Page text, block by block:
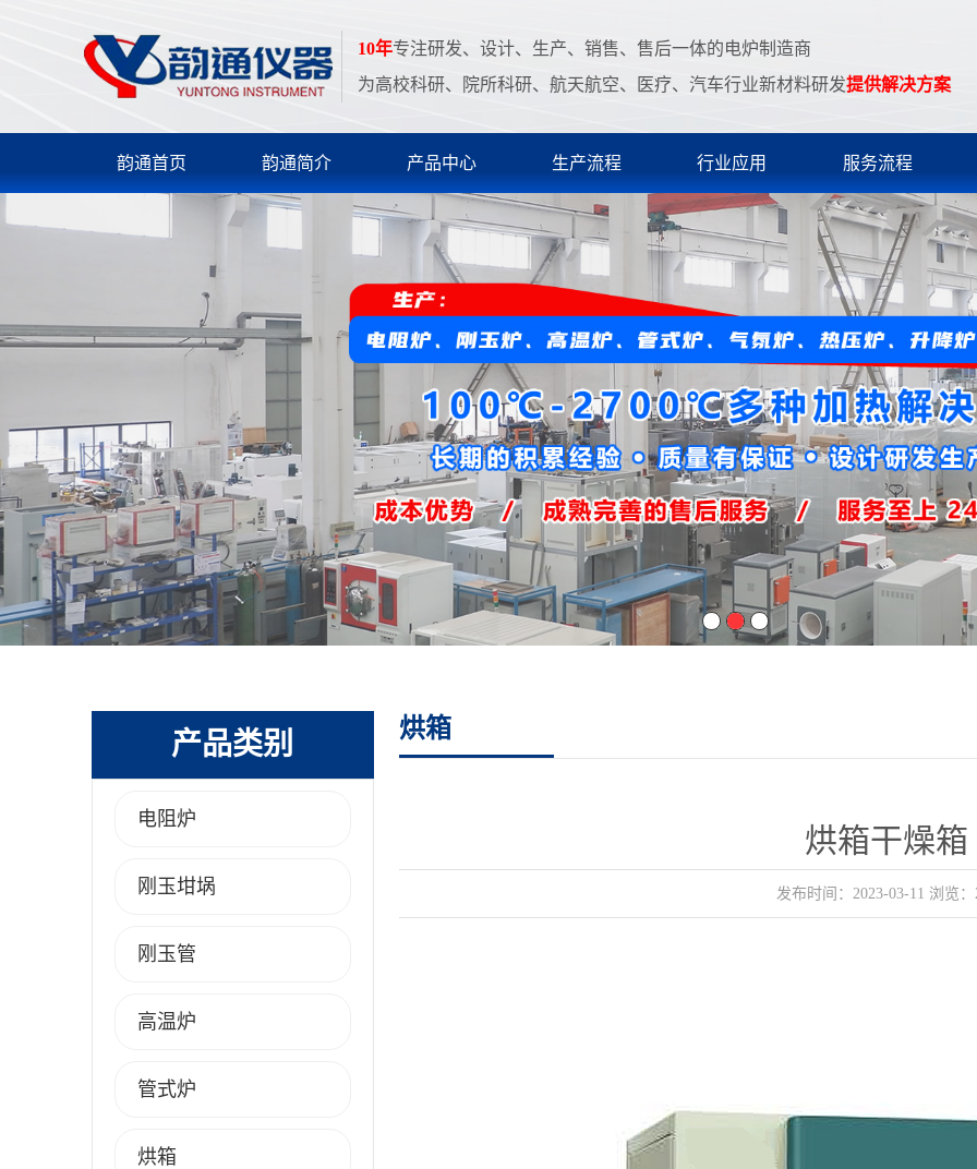
10年专注研发、设计、生产、销售、售后一体的电炉制造商
为高校科研、院所科研、航天航空、医疗、汽车行业新材料研发提供解决方案
韵通首页 韵通简介 产品中心 生产流程 行业应用 服务流程
1 2 3
产品类别
电阻炉
刚玉坩埚
刚玉管
高温炉
管式炉
烘箱
烘箱
烘箱干燥箱
发布时间：2023-03-11 浏览：